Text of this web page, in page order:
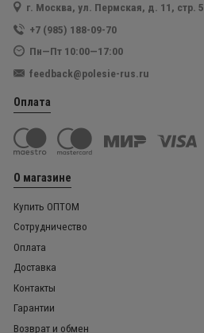
г. Москва, ул. Пермская, д. 11, стр. 5
+7 (985) 188-09-70
Пн—Пт 10:00—17:00
feedback@polesie-rus.ru
Оплата
О магазине
Купить ОПТОМ
Сотрудничество
Оплата
Доставка
Контакты
Гарантии
Возврат и обмен